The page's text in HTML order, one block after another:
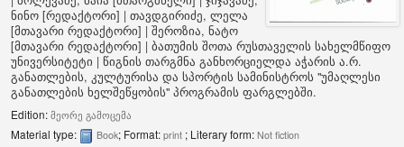
ნინო [რედაქტორი] |თავდგირიძე, ლელა
[მთავარი რედაქტორი] |შეროზია, ნატო
[მთავარი რედაქტორი] |ბათუმის შოთა რუსთაველის სახელმწიფო
უნივერსიტეტი |წიგნის თარგმნა განხორციელდა აჭარის ა.რ.
განათლების, კულტურისა და სპორტის სამინისტროს "უმაღლესი
განათლების ხელშეწყობის" პროგრამის ფარგლებში.
Edition:მეორე გამოცემა
Material type: Book; Format:print ; Literary form:Not fiction